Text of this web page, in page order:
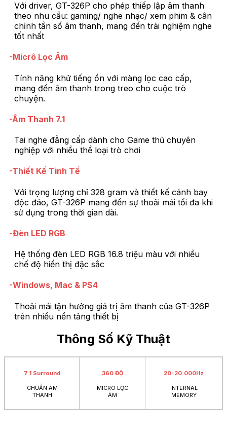
Với driver, GT-326P cho phép thiếp lập âm thanh
theo nhu cầu: gaming/ nghe nhạc/ xem phim & cân
chỉnh tần số âm thanh, mang đến trải nghiệm nghe
tốt nhất
-Micrô Lọc Âm
Tính năng khử tiếng ồn với màng lọc cao cấp,
mang đến âm thanh trong treo cho cuộc trò
chuyện.
-Âm Thanh 7.1
Tai nghe đẳng cấp dành cho Game thủ chuyên
nghiệp với nhiều thể loại trò chơi
-Thiết Kế Tinh Tế
Với trọng lượng chỉ 328 gram và thiết kế cánh bay
độc đáo, GT-326P mang đến sự thoải mái tối đa khi
sử dụng trong thời gian dài.
-Đèn LED RGB
Hệ thống đèn LED RGB 16.8 triệu màu với nhiều
chế độ hiển thị đặc sắc
-Windows, Mac & PS4
Thoải mái tận hưởng giá trị âm thanh của GT-326P
trên nhiều nền tảng thiết bị
Thông Số Kỹ Thuật
7.1 Surround
CHUẨN ÂM
THANH
360 ĐỘ
MICRO LỌC
ÂM
20-20.000Hz
INTERNAL
MEMORY